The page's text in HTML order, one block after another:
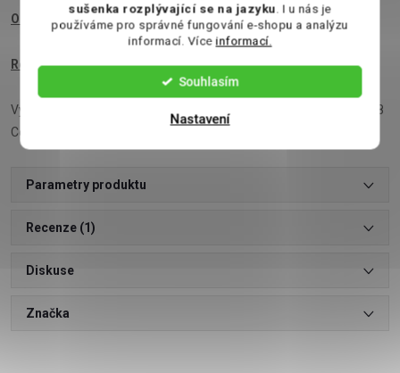
sušenka rozplývající se na jazyku . I u nás je
používáme pro správné fungování e-shopu a analýzu
informací. Víceinformací.
Souhlasím
Nastavení
Obsah: 100g
Rozměry:Výška 16,5 cm x šířka 9 cm x hloubka 2 cm
Výrobce: CHOCOLATS CAMILLE BLOCH SA Grand-Rue 21, CH-2608
Courtelary, Švýcarsko
Parametry produktu
Recenze (1)
Diskuse
Značka